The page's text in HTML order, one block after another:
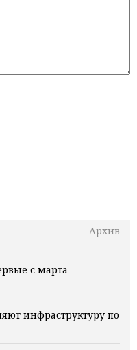
Архив
с марта
инфраструктуру по